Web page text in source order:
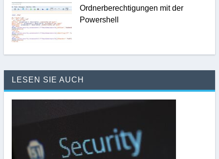
Ordnerberechtigungen mit der
Powershell
LESEN SIE AUCH